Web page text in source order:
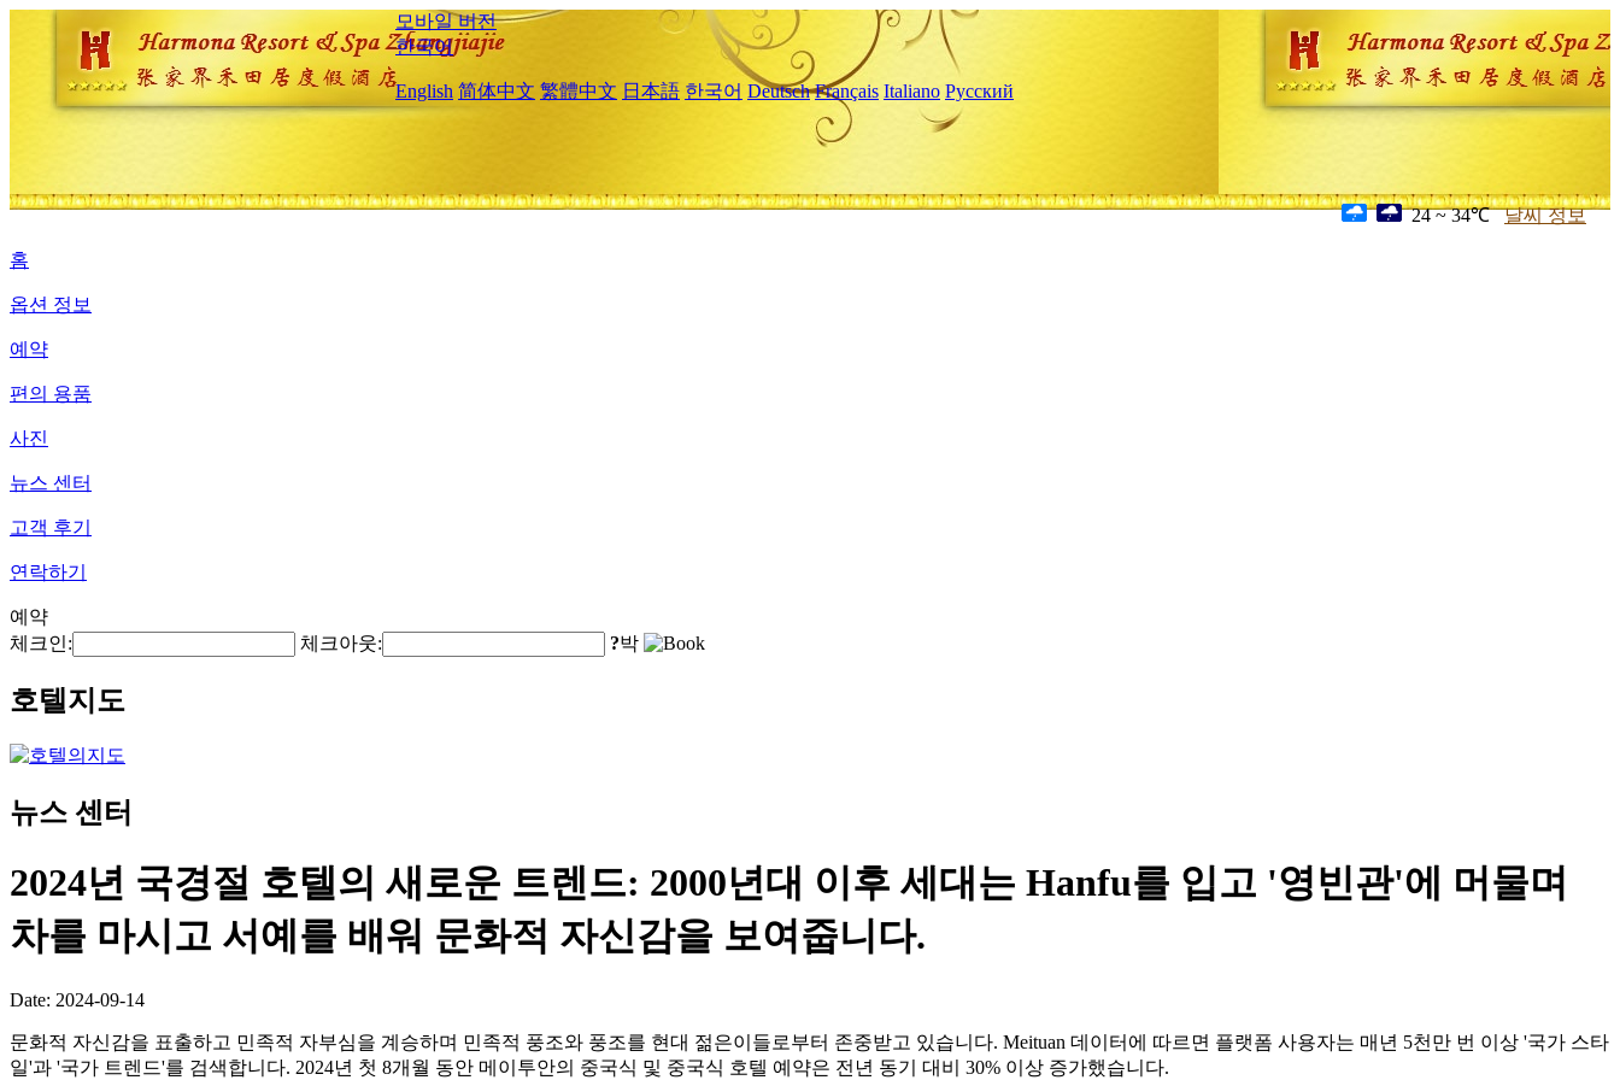
모바일 버전
한국어
English 简体中文 繁體中文 日本語 한국어 Deutsch Français Italiano Русский
24 ~ 34℃ 날씨 정보
홈
옵션 정보
예약
편의 용품
사진
뉴스 센터
고객 후기
연락하기
예약
체크인:
체크아웃: ?박
호텔지도
뉴스 센터
2024년 국경절 호텔의 새로운 트렌드: 2000년대 이후 세대는 Hanfu를 입고 '영빈관'에 머물며
차를 마시고 서예를 배워 문화적 자신감을 보여줍니다.
Date: 2024-09-14
문화적 자신감을 표출하고 민족적 자부심을 계승하며 민족적 풍조와 풍조를 현대 젊은이들로부터 존중받고 있습니다. Meituan 데이터에 따르면 플랫폼 사용자는 매년 5천만 번 이상 '국가 스타
일'과 '국가 트렌드'를 검색합니다. 2024년 첫 8개월 동안 메이투안의 중국식 및 중국식 호텔 예약은 전년 동기 대비 30% 이상 증가했습니다.